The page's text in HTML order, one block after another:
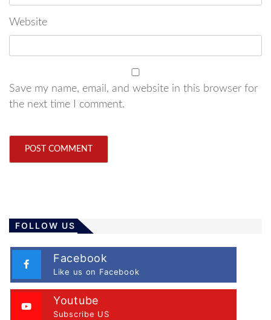
Website
Save my name, email, and website in this browser for
the next time I comment.
FOLLOW US
Facebook
Like us on Facebook
Youtube
Subscribe US